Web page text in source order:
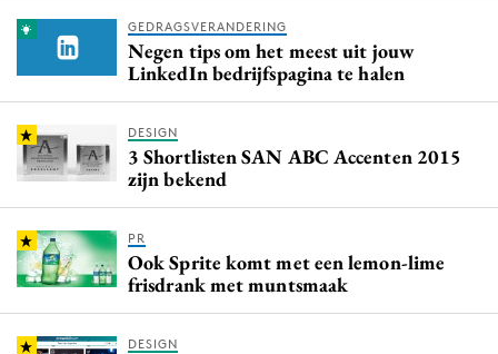
GEDRAGSVERANDERING
Negen tips om het meest uit jouw
LinkedIn bedrijfspagina te halen
DESIGN
3 Shortlisten SAN ABC Accenten 2015
zijn bekend
PR
Ook Sprite komt met een lemon-lime
frisdrank met muntsmaak
DESIGN